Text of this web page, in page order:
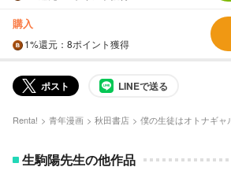
購入
1%還元 ：8ポイント獲得
ポスト LINEで送る
Renta! 青年漫画 秋田書店 僕の生徒はオトナギャ
生駒陽先生の他作品